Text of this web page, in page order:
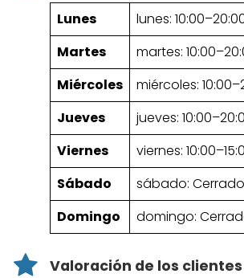
Lunes
lunes:
Martes
martes:
Miércoles
miércoles:
Jueves
jueves:
Viernes
viernes:
Sábado
sábado: Cerrado
Domingo
domingo:
Valoración de los clientes